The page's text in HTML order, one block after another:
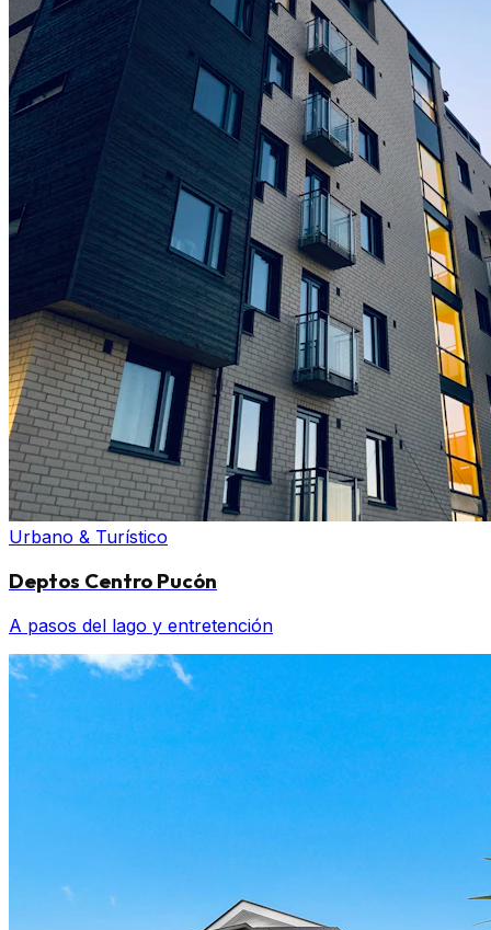
Urbano & Turístico
Deptos Centro Pucón
A pasos del lago y entretención